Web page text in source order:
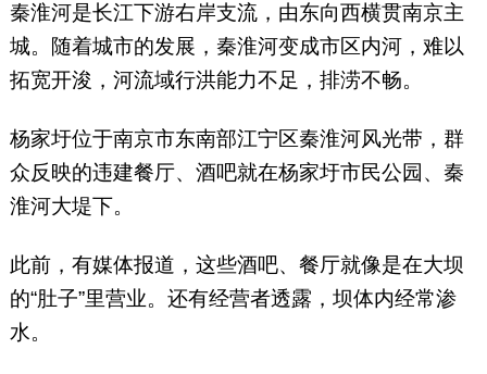
秦淮河是长江下游右岸支流，由东向西横贯南京主
城。随着城市的发展，秦淮河变成市区内河，难以
拓宽开浚，河流域行洪能力不足，排涝不畅。
杨家圩位于南京市东南部江宁区秦淮河风光带，群
众反映的违建餐厅、酒吧就在杨家圩市民公园、秦
淮河大堤下。
此前，有媒体报道，这些酒吧、餐厅就像是在大坝
的“肚子”里营业。还有经营者透露，坝体内经常渗
水。